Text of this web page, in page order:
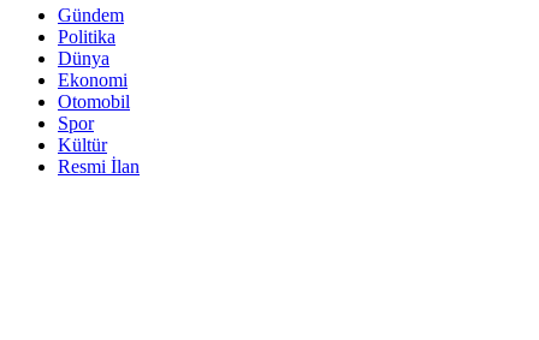
Gündem
Politika
Dünya
Ekonomi
Otomobil
Spor
Kültür
Resmi İlan